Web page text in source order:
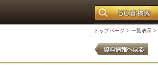
トップページ > 一覧表示 >